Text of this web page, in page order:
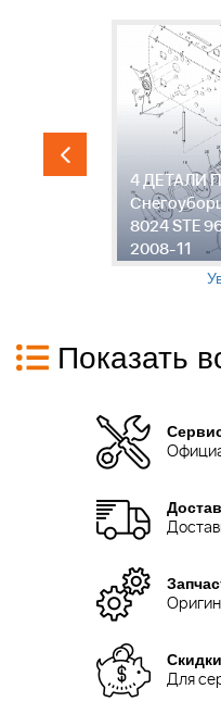
4 ДЕТАЛИ
8024 STE
2008-11
Показать
Скидки
Для